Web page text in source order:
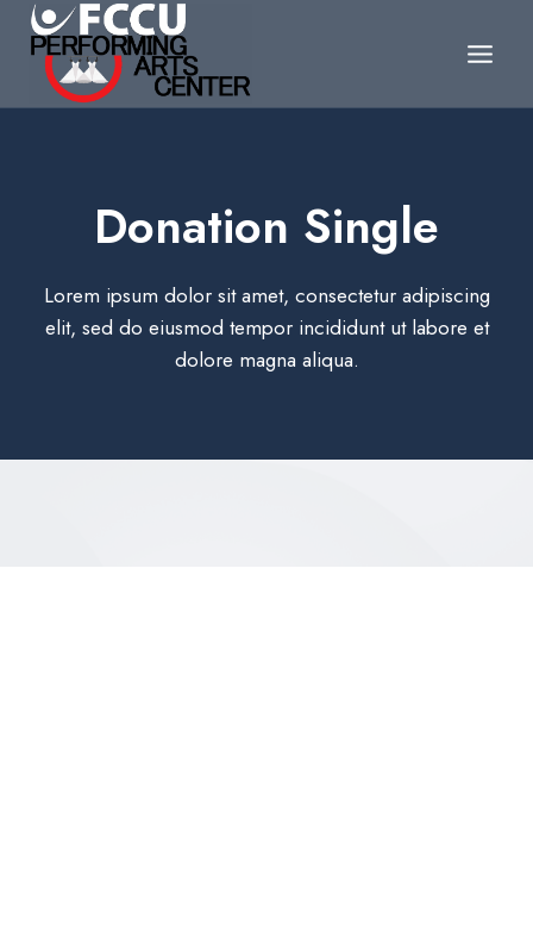
Skip
content
Donation Single
Lorem ipsum dolor sit amet, consectetur adipiscing
elit, sed do eiusmod tempor incididunt ut labore et
dolore magna aliqua.